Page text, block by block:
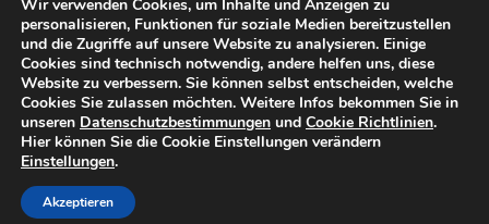
Sitemap
Einsatz von KI in der
Redaktion
© 2026 kanaren-nachrichten.com – Alle
Rechte vorbehalten
Wir verwenden Cookies, um Inhalte und Anzeigen zu
personalisieren, Funktionen für soziale Medien bereitzustellen
und die Zugriffe auf unsere Website zu analysieren. Einige
Cookies sind technisch notwendig, andere helfen uns, diese
Website zu verbessern. Sie können selbst entscheiden, welche
Cookies Sie zulassen möchten. Weitere Infos bekommen Sie in
unseren Datenschutzbestimmungen und Cookie Richtlinien.
Hier können Sie die Cookie Einstellungen verändern
Einstellungen.
Akzeptieren